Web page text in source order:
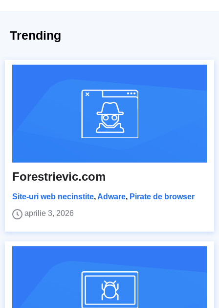
Trending
Forestrievic.com
Site-uri web necinstite,Adware, Pirate de browser
aprilie 3, 2026